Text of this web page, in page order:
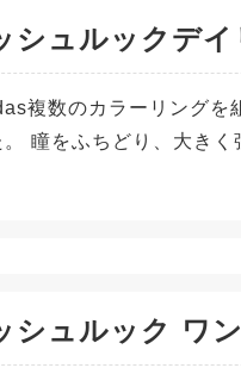
シュルックデ
複数のカラーリングを
。 瞳をふちどり、大き
シュルック ワ